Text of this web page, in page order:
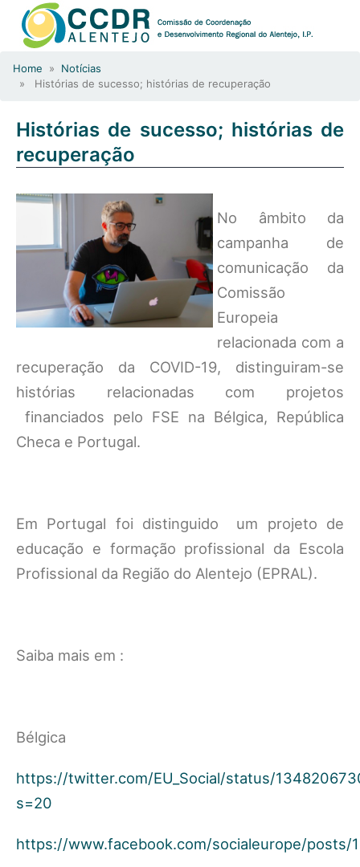
Home » Notícias
» Histórias de sucesso; histórias de recuperação
Histórias de sucesso; histórias de
recuperação
No âmbito da
campanha de
comunicação da
Comissão
Europeia
relacionada com a
recuperação da COVID-19, distinguiram-se
histórias relacionadas com projetos
financiados pelo FSE na Bélgica, República
Checa e Portugal.
Em Portugal foi distinguido um projeto de
educação e formação profissional da Escola
Profissional da Região do Alentejo (EPRAL).
Saiba mais em :
Bélgica
https://twitter.com/EU_Social/status/
s=20
https://www.facebook.com/socialeurope/posts/